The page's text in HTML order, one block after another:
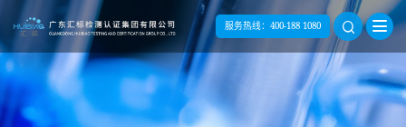
服务热线： 400-188 1080